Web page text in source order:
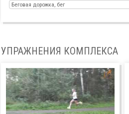
Беговая дорожка, бег
УПРАЖНЕНИЯ КОМПЛЕКСА